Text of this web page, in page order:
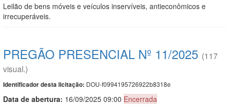
Leilão de bens móveis e veículos inservíveis, antieconômicos e
irrecuperáveis.
PREGÃO PRESENCIAL Nº 11/2025 (117
visual.)
Identificador desta licitação: DOU-f0994195726922b8318e
Data de abertura: 16/09/2025 09:00 Encerrada